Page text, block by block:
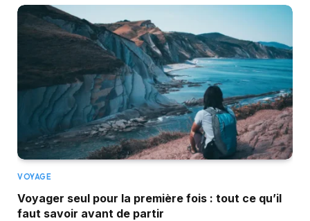
VOYAGE
Voyager seul pour la première fois : tout ce qu’il
faut savoir avant de partir